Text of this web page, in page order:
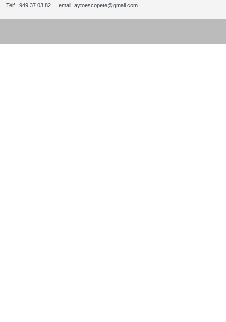
Telf : 949.37.03.82 email: aytoescopete@gmail.com